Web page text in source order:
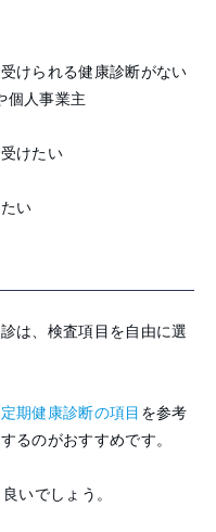
けられる健康診断がない
個人事業主
けたい
い
は、検査項目を自由に選
期健康診断の項目 を参考
るのがおすすめです。
いでしょう。